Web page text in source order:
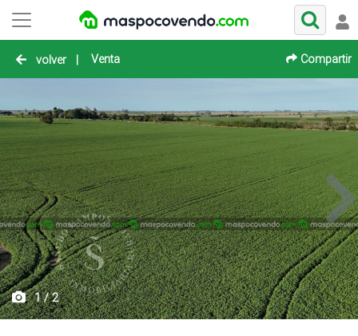
volver | Venta Compartir
1 / 2